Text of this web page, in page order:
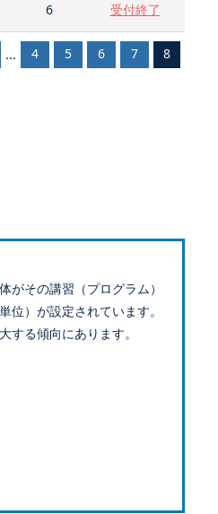
6 受付終了
... 4 5 6 7 8
その講習（プログラム）
）が設定されています。
る傾向にあります。